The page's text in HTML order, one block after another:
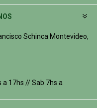
Schinca Montevideo,
a 17hs // Sab 7hs a